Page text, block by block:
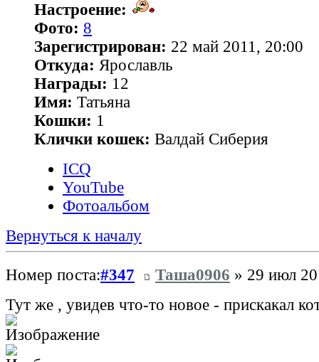
Настроение:
Фото: 8
Зарегистрирован: 22 май 2011, 20:00
Откуда: Ярославль
Награды: 12
Имя: Татьяна
Кошки: 1
Клички кошек: Валдай Сиберия
ICQ
YouTube
Фотоальбом
Вернуться к началу
Номер поста:#347 Таша0906 » 29 июл
Тут же , увидев что-то новое - прискакал